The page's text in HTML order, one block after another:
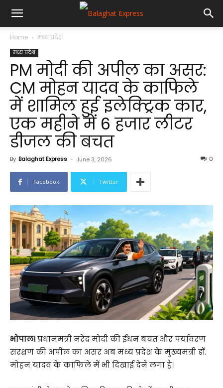
Home मध्य प्रदेश
मध्य प्रदेश
PM मोदी की अपील का असर:
CM मोहन यादव के काफिले
में शामिल हुई इलेक्ट्रिक कार,
एक महीने में 6 हजार लीटर
डीजल की बचत
By Balaghat Express - June 3, 2026 0
Facebook Twitter
भोपाल।प्रधानमंत्री नरेंद्र मोदी की ईंधन बचत और पर्यावरण
संरक्षण की अपील का असर अब मध्य प्रदेश के मुख्यमंत्री डॉ.
मोहन यादव के काफिले में भी दिखाई देने लगा है।